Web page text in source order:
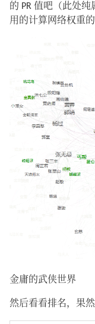
的 PR 值吧（此处纯
用的计算网络权重的
金庸的武侠世界
然后看看排名，果